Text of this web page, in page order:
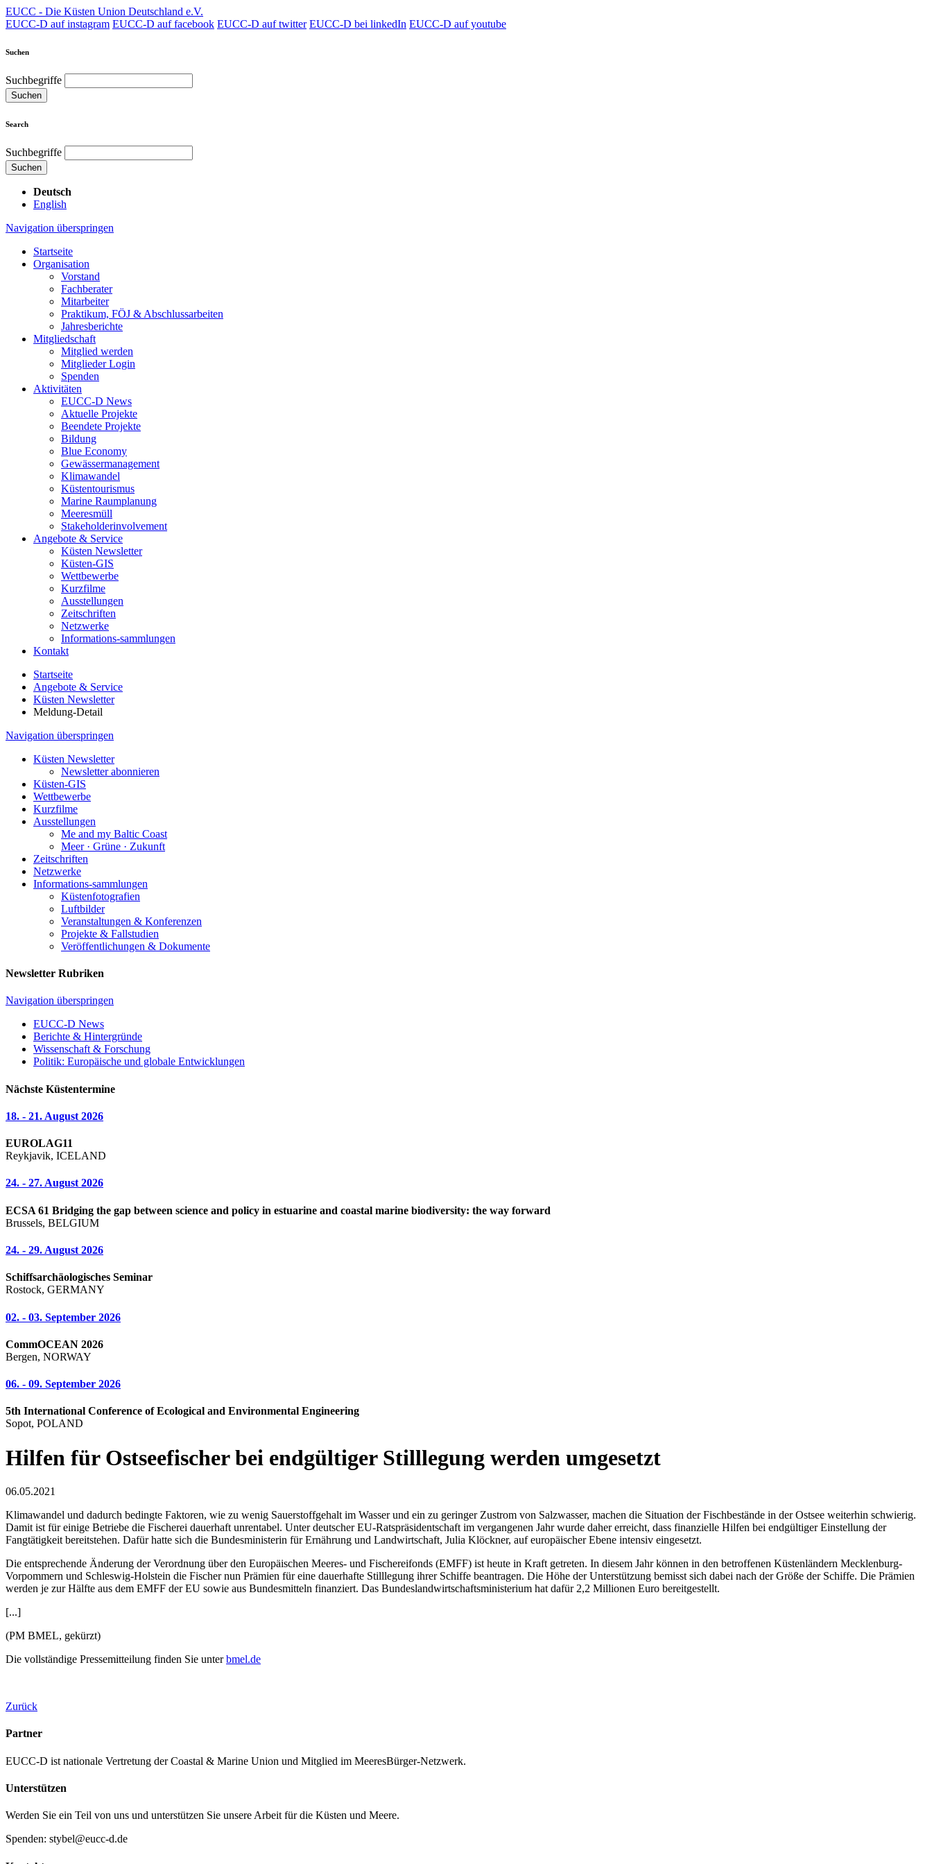
EUCC - Die Küsten Union Deutschland e.V.
EUCC-D auf instagram EUCC-D auf facebook EUCC-D auf twitter EUCC-D bei linkedIn EUCC-D auf youtube
Suchen
Suchbegriffe
Suchen
Search
Suchbegriffe
Suchen
Deutsch
English
Navigation überspringen
Startseite
Organisation
Vorstand
Fachberater
Mitarbeiter
Praktikum, FÖJ & Abschlussarbeiten
Jahresberichte
Mitgliedschaft
Mitglied werden
Mitglieder Login
Spenden
Aktivitäten
EUCC-D News
Aktuelle Projekte
Beendete Projekte
Bildung
Blue Economy
Gewässermanagement
Klimawandel
Küstentourismus
Marine Raumplanung
Meeresmüll
Stakeholderinvolvement
Angebote & Service
Küsten Newsletter
Küsten-GIS
Wettbewerbe
Kurzfilme
Ausstellungen
Zeitschriften
Netzwerke
Informations-sammlungen
Kontakt
Startseite
Angebote & Service
Küsten Newsletter
Meldung-Detail
Navigation überspringen
Küsten Newsletter
Newsletter abonnieren
Küsten-GIS
Wettbewerbe
Kurzfilme
Ausstellungen
Me and my Baltic Coast
Meer · Grüne · Zukunft
Zeitschriften
Netzwerke
Informations-sammlungen
Küstenfotografien
Luftbilder
Veranstaltungen & Konferenzen
Projekte & Fallstudien
Veröffentlichungen & Dokumente
Newsletter Rubriken
Navigation überspringen
EUCC-D News
Berichte & Hintergründe
Wissenschaft & Forschung
Politik: Europäische und globale Entwicklungen
Nächste Küstentermine
18. - 21. August 2026
EUROLAG11
Reykjavik, ICELAND
24. - 27. August 2026
ECSA 61 Bridging the gap between science and policy in estuarine and coastal marine biodiversity: the way forward
Brussels, BELGIUM
24. - 29. August 2026
Schiffsarchäologisches Seminar
Rostock, GERMANY
02. - 03. September 2026
CommOCEAN 2026
Bergen, NORWAY
06. - 09. September 2026
5th International Conference of Ecological and Environmental Engineering
Sopot, POLAND
Hilfen für Ostseefischer bei endgültiger Stilllegung werden umgesetzt
06.05.2021
Klimawandel und dadurch bedingte Faktoren, wie zu wenig Sauerstoffgehalt im Wasser und ein zu geringer Zustrom von Salzwasser, machen die Situation der Fischbestände in der Ostsee weiterhin schwierig.
Damit ist für einige Betriebe die Fischerei dauerhaft unrentabel. Unter deutscher EU-Ratspräsidentschaft im vergangenen Jahr wurde daher erreicht, dass finanzielle Hilfen bei endgültiger Einstellung der
Fangtätigkeit bereitstehen. Dafür hatte sich die Bundesministerin für Ernährung und Landwirtschaft, Julia Klöckner, auf europäischer Ebene intensiv eingesetzt.
Die entsprechende Änderung der Verordnung über den Europäischen Meeres- und Fischereifonds (EMFF) ist heute in Kraft getreten. In diesem Jahr können in den betroffenen Küstenländern Mecklenburg-
Vorpommern und Schleswig-Holstein die Fischer nun Prämien für eine dauerhafte Stilllegung ihrer Schiffe beantragen. Die Höhe der Unterstützung bemisst sich dabei nach der Größe der Schiffe. Die Prämien
werden je zur Hälfte aus dem EMFF der EU sowie aus Bundesmitteln finanziert. Das Bundeslandwirtschaftsministerium hat dafür 2,2 Millionen Euro bereitgestellt.
[...]
(PM BMEL, gekürzt)
Die vollständige Pressemitteilung finden Sie unterbmel.de
Zurück
Partner
EUCC-D ist nationale Vertretung der Coastal & Marine Union und Mitglied im MeeresBürger-Netzwerk.
Unterstützen
Werden Sie ein Teil von uns und unterstützen Sie unsere Arbeit für die Küsten und Meere.
Spenden: stybel@eucc-d.de